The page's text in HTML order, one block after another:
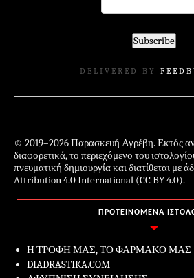
DELIVERED BY
© 2019–2026 Παρασκευή Αγρέβη. Εκτός
διαφορετικά, το περιεχόμενο του
πνευματική δημιουργία και διατίθεται με
Attribution 4.0 International (CC BY 4.0).
ΠΡΟΤΕΙΝΟΜΕΝΑ
Η ΤΡΟΦΗ ΜΑΣ, ΤΟ ΦΑΡΜΑΚΟ ΜΑΣ
DIADRASTIKA.COM